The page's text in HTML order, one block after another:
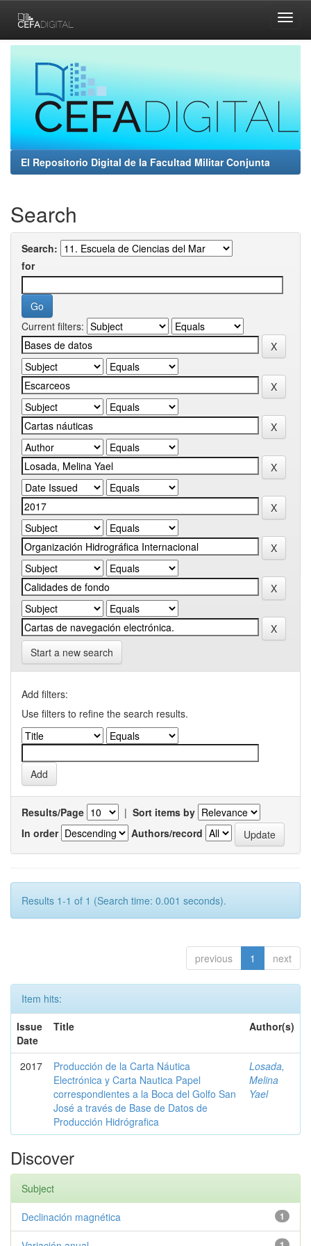
navigation
El Repositorio Digital de la Facultad Militar Conjunta
Search
Search:
for
Current filters:
Start a new search
Add filters:
Use filters to refine the search results.
Results/Page | Sort items by
In order
Authors/record
Results 1-1 of 1 (Search time: 0.001 seconds).
previous 1 next
Item hits:
Issue
Date
Title Author(s)
2017
Producción de la Carta Náutica
Electrónica y Carta Nautica Papel
correspondientes a la Boca del Golfo San
José a través de Base de Datos de
Producción Hidrógrafica
Losada,
Melina
Yael
Discover
Subject
1
Declinación magnética